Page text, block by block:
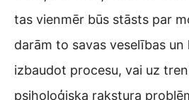
tas vienmēr būs stāsts par
darām to savas veselības un
izbaudot procesu, vai uz
psiholoģiska rakstura